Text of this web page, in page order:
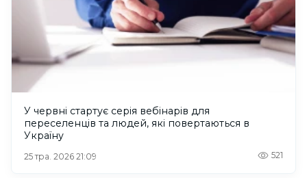
У червні стартує серія вебінарів для
переселенців та людей, які повертаються в
Україну
25 тра. 2026 21:09 521